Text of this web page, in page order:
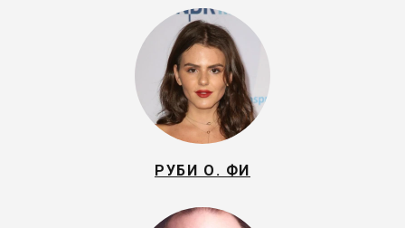
РУБИ О. ФИ